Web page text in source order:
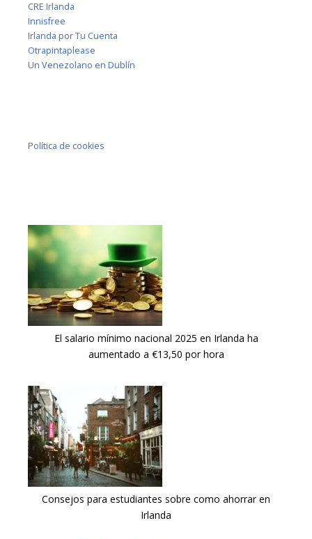
CRE Irlanda
Innisfree
Irlanda por Tu Cuenta
Otrapintaplease
Un Venezolano en Dublín
Política de cookies
El salario mínimo nacional 2025 en Irlanda ha
aumentado a €13,50 por hora
Consejos para estudiantes sobre como ahorrar en
Irlanda